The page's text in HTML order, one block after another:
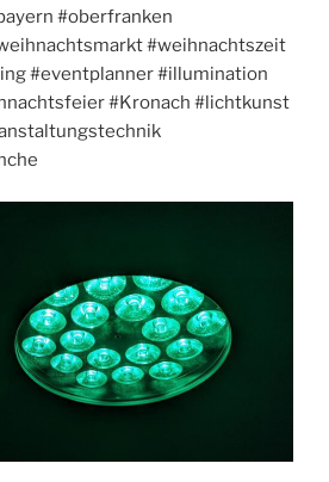
#oberfranken
#weihnachtszeit
#eventplanner #illumination
#Kronach #lichtkunst